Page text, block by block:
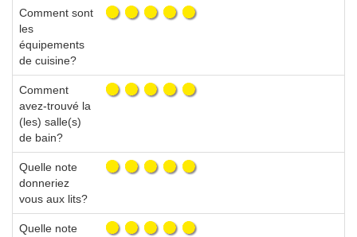
Comment sont
les
équipements
de cuisine?
Comment
avez-trouvé la
(les) salle(s)
de bain?
Quelle note
donneriez
vous aux lits?
Quelle note